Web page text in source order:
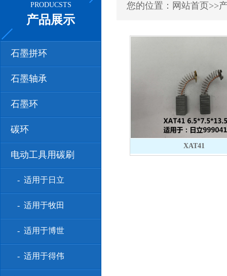
PRODUCSTS
产品展示
石墨拼环
石墨轴承
石墨环
碳环
电动工具用碳刷
- 适用于日立
- 适用于牧田
- 适用于博世
- 适用于得伟
您的位置：网站首页>>
XAT41